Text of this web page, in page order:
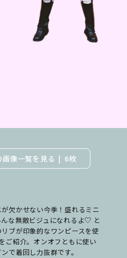
画像一覧を見る 6枚
欠かせない今季！盛れるミニ
な無敵ビジュになれるよ♡ と
ブが印象的なワンピースを使
ご紹介。オンオフともに使い
で着回し力抜群です。